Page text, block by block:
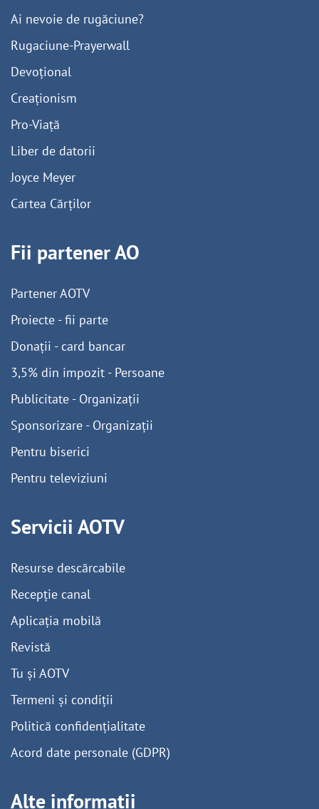
Ai nevoie de rugăciune?
Rugaciune-Prayerwall
Devoțional
Creaționism
Pro-Viață
Liber de datorii
Joyce Meyer
Cartea Cărților
Fii partener AO
Partener AOTV
Proiecte - fii parte
Donații - card bancar
3,5% din impozit - Persoane
Publicitate - Organizații
Sponsorizare - Organizații
Pentru biserici
Pentru televiziuni
Servicii AOTV
Resurse descărcabile
Recepție canal
Aplicația mobilă
Revistă
Tu și AOTV
Termeni și condiții
Politică confidențialitate
Acord date personale (GDPR)
Alte informații